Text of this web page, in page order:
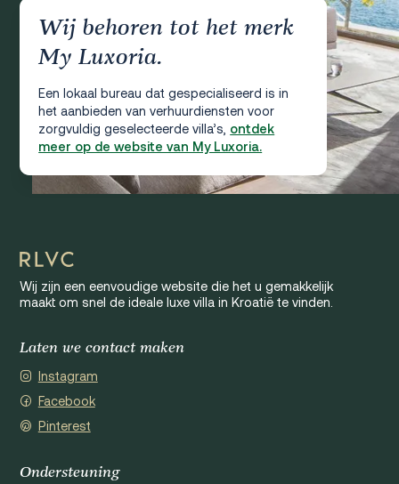
Wij behoren tot het merk
My Luxoria.
Een lokaal bureau dat gespecialiseerd is in
het aanbieden van verhuurdiensten voor
zorgvuldig geselecteerde villa’s, ontdek
meer op de website van My Luxoria.
Wij zijn een eenvoudige website die het u gemakkelijk
maakt om snel de ideale luxe villa in Kroatië te vinden.
Laten we contact maken
Instagram
Facebook
Pinterest
Ondersteuning